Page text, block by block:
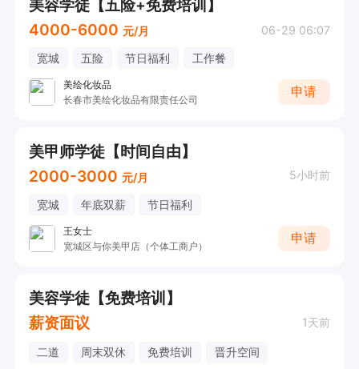
美容学徒【五险+免费培训】
4000-6000 元/月 06-29 06:07
宽城 五险 节日福利 工作餐
美绘化妆品
长春市美绘化妆品有限责任公司
申请
美甲师学徒【时间自由】
2000-3000 元/月 5小时前
宽城 年底双薪 节日福利
王女士
宽城区与你美甲店（个体工商户）
申请
美容学徒【免费培训】
薪资面议
1天前
二道 周末双休 免费培训 晋升空间